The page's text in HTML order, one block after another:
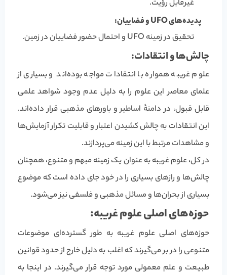
غیرقابل رؤیت.
پدیده‌های UFO و فضاییان:
تحقیق در زمینه UFO و احتمال حضور فضاییان در زمین.
چالش‌ها و انتقادات:
علوم غریبه همواره با انتقادات مواجه بوده‌اند و بسیاری از
علمای معاصر این علوم را به دلیل عدم وجود شواهد علمی
قابل قبول، در دامنهٔ اساطیر و باورهای مذهبی قرار داده‌اند.
این انتقادات به چالش کشیدن اعتبار و قابلیت تکرار آزمایش‌ها
و مشاهدات مرتبط با این زمینه می‌پردازند.
در کل، علوم غریبه به عنوان یک زمینه مبهم و متنوع، همچنان
چالش‌ها و رازهای بسیاری را در خود جای داده است که موضوع
بسیاری از بحران‌ها و مسائل مذهبی و فلسفی نیز می‌شود.
حوزه‌های اصلی علوم غریبه:
حوزه‌های اصلی علوم غریبه به طور گسترده‌ای موضوعات
متنوعی را در بر می‌گیرند که اغلب به دلیل خارج از حدود قوانین
طبیعت و علم معمولی مورد توجه قرار می‌گیرند. در اینجا به